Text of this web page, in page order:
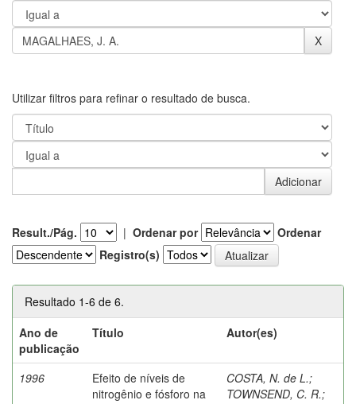
Utilizar filtros para refinar o resultado de busca.
Result./Pág. | Ordenar por
Ordenar
Registro(s)
Resultado 1-6 de 6.
Ano de
publicação
Título Autor(es)
1996
Efeito de níveis de
nitrogênio e fósforo na
COSTA, N. de L.;
TOWNSEND, C. R.;